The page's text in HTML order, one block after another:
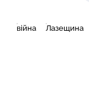
війна Лазещина